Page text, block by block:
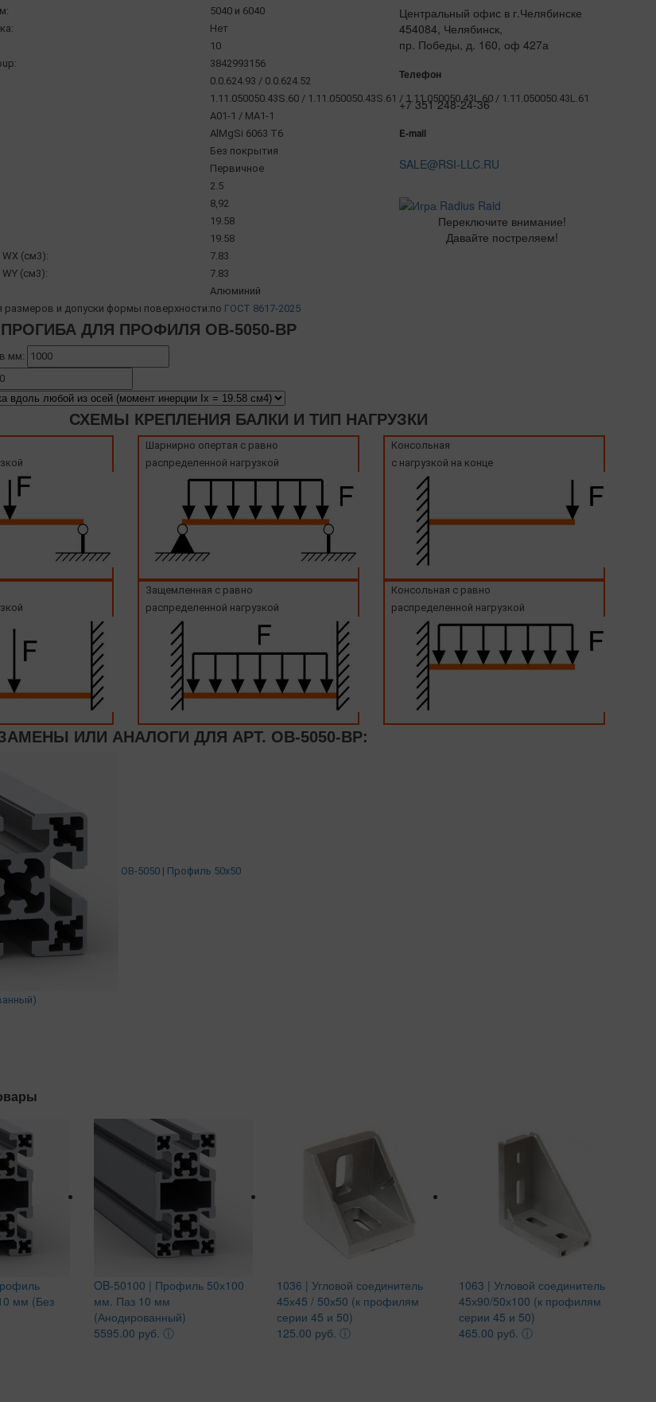
5040 и 6040
Нет
10
3842993156
0.0.624.93 / 0.0.624.52
1.11.050050.43S.60 / 1.11.050050.43S.61 / 1.11.050050.43L.60 / 1.11.050050.43L.61
A01-1 / MA1-1
AlMgSi 6063 Т6
Без покрытия
Первичное
2.5
8,92
19.58
19.58
(см3):
7.83
(см3):
7.83
Алюминий
размеров и допуски формы поверхности:по ГОСТ 8617-2025
ДЛЯ ПРОФИЛЯ OB-5050-BP
мм:
СХЕМЫ КРЕПЛЕНИЯ БАЛКИ И ТИП НАГРУЗКИ
Шарнирно опертая с равно
распределенной нагрузкой
Консольная
с нагрузкой на конце
Защемленная с равно
распределенной нагрузкой
Консольная с равно
распределенной нагрузкой
ИЛИ АНАЛОГИ ДЛЯ АРТ. OB-5050-BP:
OB-5050 | Профиль 50х50
мм (Без
OB-50100 | Профиль 50х100
мм. Паз 10 мм
(Анодированный)
5595.00 руб.ⓘ
1036 | Угловой соединитель
45х45 / 50х50 (к профилям
серии 45 и 50)
125.00 руб. ⓘ
1063 | Угловой соединитель
45х90/50х100 (к профилям
серии 45 и 50)
465.00 руб. ⓘ
Центральный офис в г.Челябинске
454084, Челябинск,
пр. Победы, д. 160, оф 427а
Телефон
+7 351 248-24-36
E-mail
SALE@RSI-LLC.RU
Переключите внимание!
Давайте постреляем!